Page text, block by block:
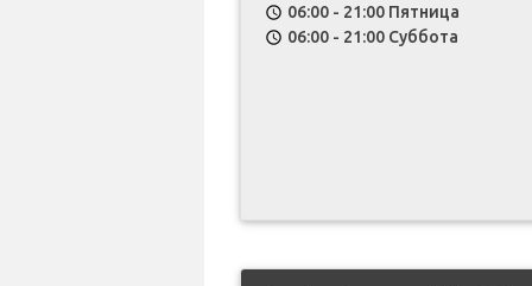
schedule 06:00 - 21:00 Пятница
schedule 06:00 - 21:00 Суббота